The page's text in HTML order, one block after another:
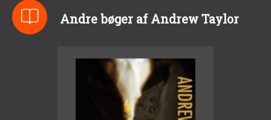
Andre bøger af Andrew Taylor